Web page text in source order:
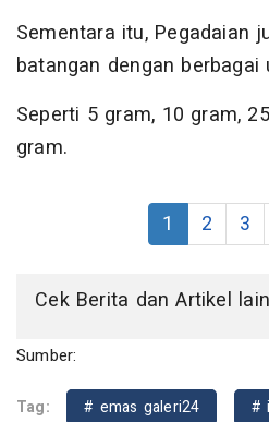
Sementara itu, Pegadaian
batangan dengan berbagai
Seperti 5 gram, 10 gram,
gram.
1 2 3
Cek Berita dan Artikel
Sumber:
Tag: # emas galeri24
#